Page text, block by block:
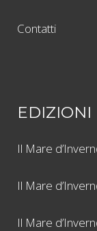
Contatti
EDIZIONI
Il Mare
Il Mare
Il Mare